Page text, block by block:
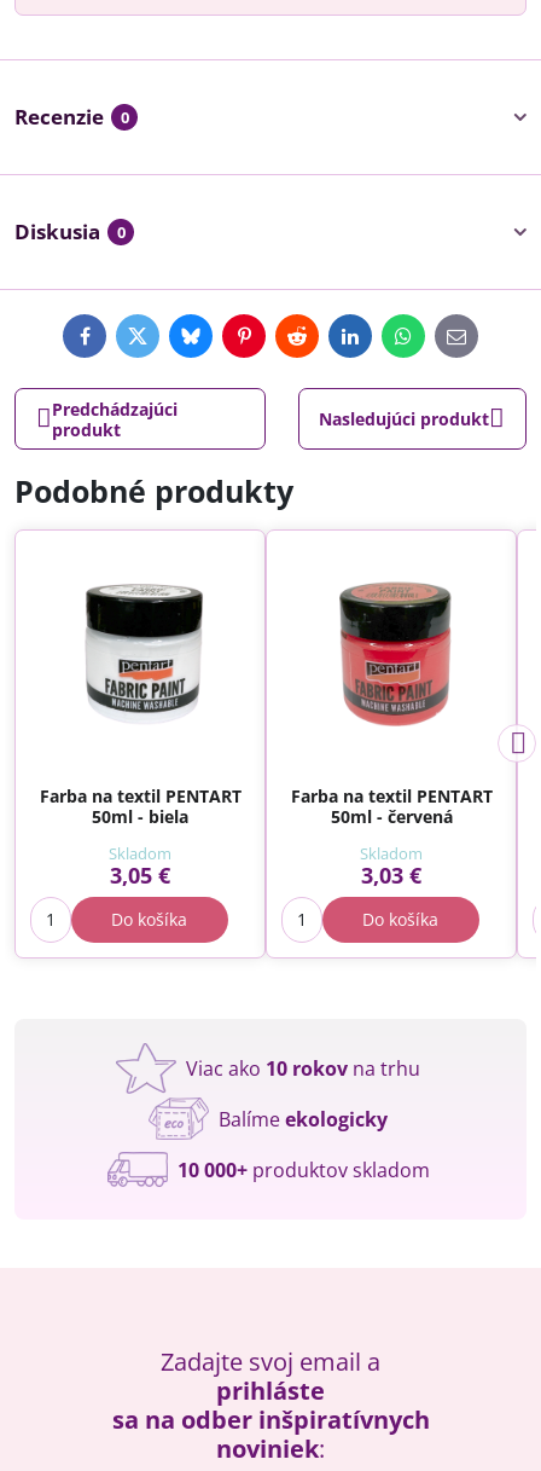
Recenzie 0
Diskusia 0
FacebookTwitterBlueskyPinterestRedditLinkedInWhatsApp
E-
mail
Predchádzajúci
produkt
Nasledujúci produkt
Podobné produkty
Farba na textil PENTART
50ml - biela
Skladom
3,05 €
Do košíka
Farba na textil PENTART
50ml - červená
Skladom
3,03 €
Do košíka
Viac ako 10 rokov na trhu
Balímeekologicky
10 000+produktov skladom
Zadajte svoj email a
prihláste
sa na odber inšpiratívnych
noviniek: